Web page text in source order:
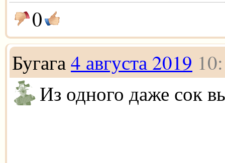
0
Бугага4 августа 2019
Из одного даже сок